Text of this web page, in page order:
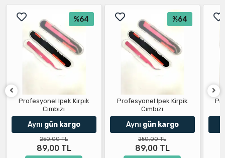
%64
Profesyonel Ipek Kirpik
Cımbızı
Aynı gün kargo
250,00 TL
89,00 TL
%64
Profesyonel Ipek Kirpik
Cımbızı
Aynı gün kargo
250,00 TL
89,00 TL